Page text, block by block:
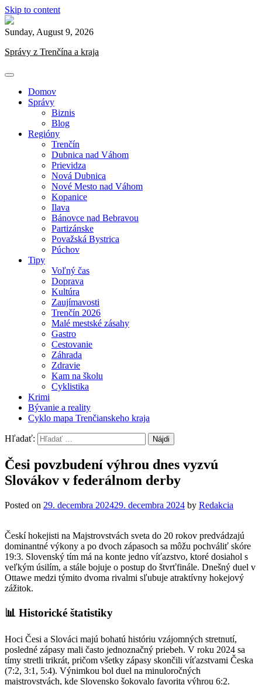
Skip to content
Sunday, August 9, 2026
Správy z Trenčína a kraja
Domov
Správy
Biznis
Blog
Regióny
Trenčín
Dubnica nad Váhom
Prievidza
Nová Dubnica
Nové Mesto nad Váhom
Kopanice
Ilava
Bánovce nad Bebravou
Partizánske
Považská Bystrica
Púchov
Tipy
Voľný čas
Doprava
Kultúra
Zaujímavosti
Trenčín 2026
Malé mestské zásahy
Gastro
Cestovanie
Záhrada
Zdravie
Kam na školu
Cyklistika
Krimi
Bývanie a reality
Cyklo mapa Trenčianskeho kraja
Hľadať:
Česi povzbudení výhrou dnes vyzvú
Slovákov v federálnom derby
Posted on 29. decembra 202429. decembra 2024 by Redakcia
Českí hokejisti na Majstrovstvách sveta do 20 rokov predvádzajú
dominantné výkony a po dvoch zápasoch sa môžu pochváliť skóre
19:3. Slovenský tím má na konte jedno víťazstvo, ktoré dosiahol s
veľkým úsilím, a stále bojuje o postup do štvrťfinále. Dnešný duel v
Ottawe medzi týmito dvoma rivalmi sľubuje atraktívny hokejový
zážitok.
📊 Historické štatistiky
Hoci Česi a Slováci majú bohatú históriu vzájomných stretnutí,
posledné zápasy mali často jednoznačný priebeh. V roku 2024 sa
tímy stretli trikrát, pričom všetky zápasy skončili víťazstvami Česka
(7:2, 3:1, 5:4). Výnimkou bol duel na minuloročných
majstrovstvách, kde Slovensko šokovalo favorita výhrou 6:2.